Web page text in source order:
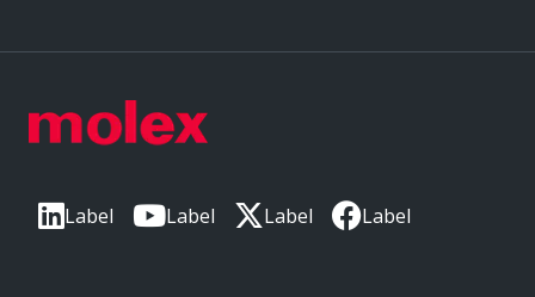
Label Label Label Label